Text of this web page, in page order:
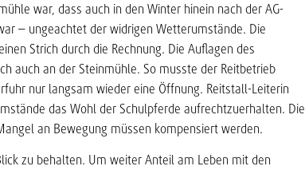
war, dass auch in den Winter hinein nach der AG-
– ungeachtet der widrigen Wetterumstände. Die
Strich durch die Rechnung. Die Auflagen des
auch an der Steinmühle. So musste der Reitbetrieb
nur langsam wieder eine Öffnung. Reitstall-Leiterin
das Wohl der Schulpferde aufrechtzuerhalten. Die
an Bewegung müssen kompensiert werden.
zu behalten. Um weiter Anteil am Leben mit den